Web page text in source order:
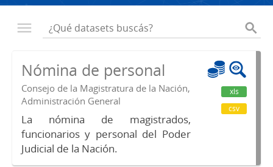
Nómina de personal
Consejo de la Magistratura de la Nación,
Administración General
La nómina de magistrados,
funcionarios y personal del Poder
Judicial de la Nación.
xls
csv